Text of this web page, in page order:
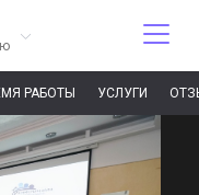
РАБОТЫ УСЛУГИ